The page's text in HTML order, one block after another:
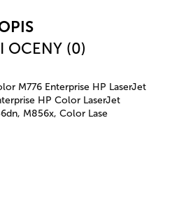
OCENY (0)
M776 Enterprise HP LaserJet
HP Color LaserJet
M856x, Color Lase